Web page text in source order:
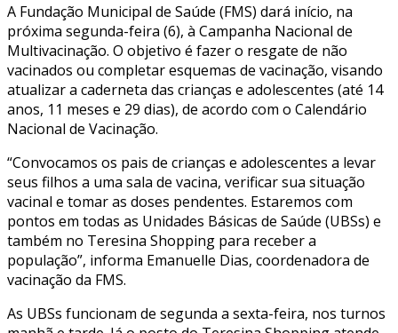
A Fundação Municipal de Saúde (FMS) dará início, na
próxima segunda-feira (6), à Campanha Nacional de
Multivacinação. O objetivo é fazer o resgate de não
vacinados ou completar esquemas de vacinação, visando
atualizar a caderneta das crianças e adolescentes (até 14
anos, 11 meses e 29 dias), de acordo com o Calendário
Nacional de Vacinação.
“Convocamos os pais de crianças e adolescentes a levar
seus filhos a uma sala de vacina, verificar sua situação
vacinal e tomar as doses pendentes. Estaremos com
pontos em todas as Unidades Básicas de Saúde (UBSs) e
também no Teresina Shopping para receber a
população”, informa Emanuelle Dias, coordenadora de
vacinação da FMS.
As UBSs funcionam de segunda a sexta-feira, nos turnos